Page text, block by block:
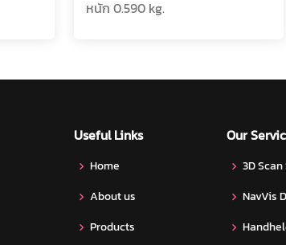
หนัก 0.590 kg.
Useful Links
Home
About us
Products
Our
3D
NavVis